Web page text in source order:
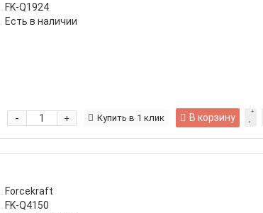
FK-Q1924
Есть в наличии
+
- В корзину
Купить в 1 клик
Forcekraft
FK-Q4150